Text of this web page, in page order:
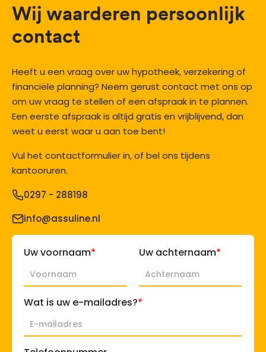
Wij waarderen persoonlijk
contact
Heeft u een vraag over uw hypotheek, verzekering of
financiële planning? Neem gerust contact met ons op
om uw vraag te stellen of een afspraak in te plannen.
Een eerste afspraak is altijd gratis en vrijblijvend, dan
weet u eerst waar u aan toe bent!
Vul het contactformulier in, of bel ons tijdens
kantooruren.
0297 - 288198
info@assuline.nl
Uw voornaam* Uw achternaam*
Wat is uw e-mailadres?*